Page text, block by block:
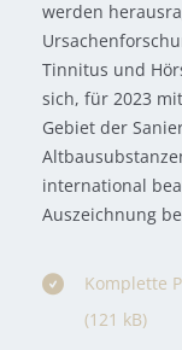
werden
Tinnitus und
sich, für 2023
Gebiet der
international
Auszeichnung
Komplette
(121 kB)